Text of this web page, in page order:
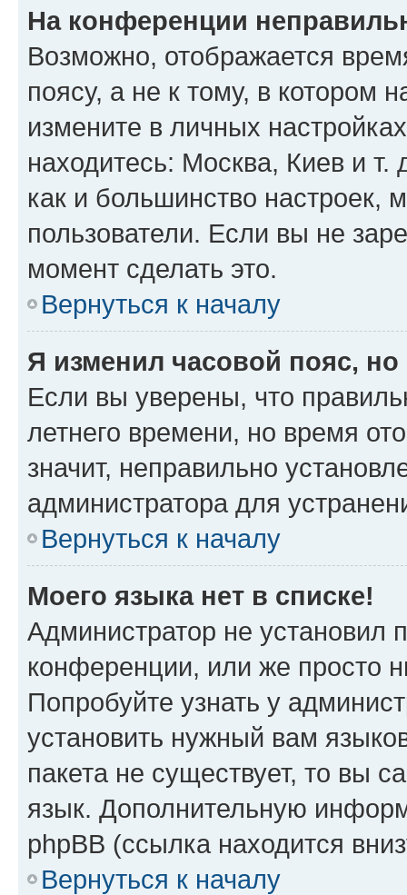
На конференции
Возможно, отображается
поясу, а не к тому, в котором
измените в личных
находитесь: Москва, Киев и т.
как и большинство настроек,
пользователи. Если вы не
момент сделать это.
Вернуться к началу
Я изменил часовой пояс,
Если вы уверены, что
летнего времени, но время
значит, неправильно
администратора для
Вернуться к началу
Моего языка нет в списке!
Администратор не установил
конференции, или же просто
Попробуйте узнать у
установить нужный вам
пакета не существует, то вы
язык. Дополнительную
phpBB (ссылка находится
Вернуться к началу